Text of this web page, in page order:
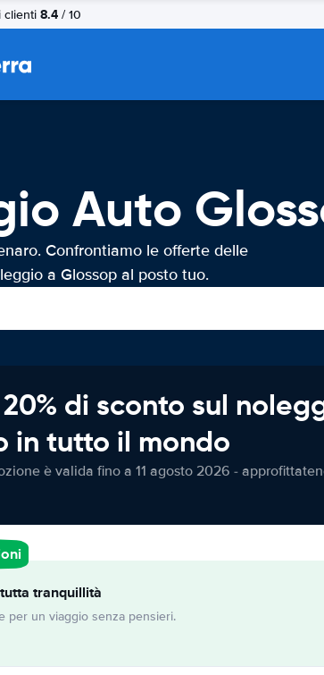
clienti 8.4 / 10
Auto
Confrontiamo le offerte delle
a Glossop al posto tuo.
di sconto sul
in tutto il mondo
è valida fino a 11 agosto 2026 -
tranquillità
per un viaggio senza pensieri.